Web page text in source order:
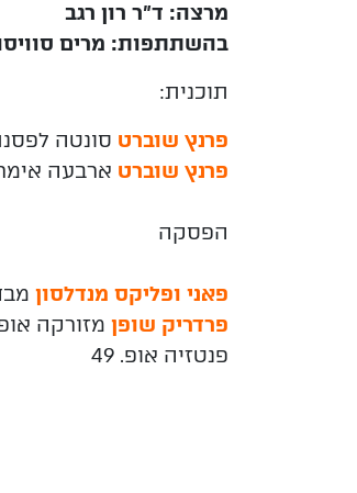
מרצה: ד"ר רון רגב
בהשתתפות: מרים
תוכנית:
פרנץ שוברט סונטה
פרנץ שוברט ארבעה
הפסקה
פאני ופליקס מנדלסון
פרדריק שופן
פנטזיה אופ. 49